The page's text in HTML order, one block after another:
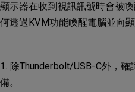
顯示器在收到視訊訊號時會被
何透過KVM功能喚醒電腦並向
1. 除Thunderbolt/USB-C外，
備。